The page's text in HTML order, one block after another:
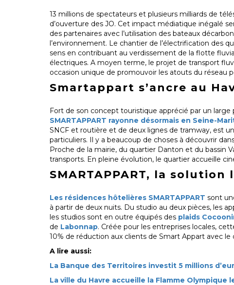
13 millions de spectateurs et plusieurs milliards de
d’ouverture des JO. Cet impact médiatique inégalé
des partenaires avec l’utilisation des bateaux
l’environnement. Le chantier de l’électrification des
sens en contribuant au verdissement de la flotte
électriques. A moyen terme, le projet de transport
occasion unique de promouvoir les atouts du réseau
Smartappart s’ancre au
Fort de son concept touristique apprécié par un
SMARTAPPART rayonne désormais en Seine-
SNCF et routière et de deux lignes de tramway, est
particuliers. Il y a beaucoup de choses à découvrir
Proche de la mairie, du quartier Danton et du bassin
transports. En pleine évolution, le quartier accueille
SMARTAPPART, la
Les résidences hôtelières SMARTAPPART sont
à partir de deux nuits. Du studio au deux pièces, les
les studios sont en outre équipés des plaids
de Labonnap. Créée pour les entreprises locales,
10% de réduction aux clients de Smart Appart avec le
A lire aussi:
La Banque des Territoires investit 5 millions
La ville du Havre accueille la Flamme Olympique